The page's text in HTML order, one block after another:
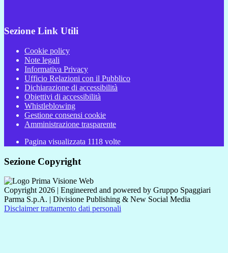
Sezione Link Utili
Cookie policy
Note legali
Informativa Privacy
Ufficio Relazioni con il Pubblico
Dichiarazione di accessibilità
Obiettivi di accessibilità
Whistleblowing
Gestione consensi cookie
Amministrazione trasparente
Pagina visualizzata 1118 volte
Sezione Copyright
Copyright 2026 | Engineered and powered by Gruppo Spaggiari
Parma S.p.A. | Divisione Publishing & New Social Media
Disclaimer trattamento dati personali